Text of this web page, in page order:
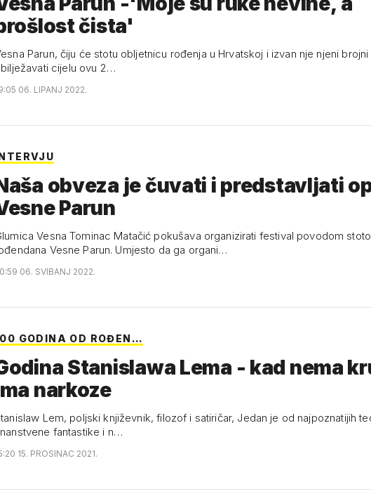
čista'
Parun, čiju će stotu obljetnicu rođenja u Hrvatskoj i izvan nje njeni
cijelu ovu 2…
06. LIPANJ 2022.
obveza je čuvati i predstavljati
Parun
Vesna Tominac Matačić pokušava organizirati festival povodom
Vesne Parun. Umjesto da ga organi…
06. SVIBANJ 2022.
GODINA OD ROĐEN…
Stanislawa Lema - kad nema
narkoze
Lem, poljski književnik, filozof i satiričar, Jedan je od najpoznatijih
fantastike i n…
15. PROSINAC 2021.